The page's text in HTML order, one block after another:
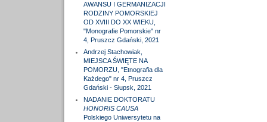
AWANSU I GERMANIZACJI
RODZINY POMORSKIEJ
OD XVIII DO XX WIEKU,
"Monografie Pomorskie" nr
4, Pruszcz Gdański, 2021
Andrzej Stachowiak,
MIEJSCA ŚWIĘTE NA
POMORZU, "Etnografia dla
Każdego" nr 4, Pruszcz
Gdański - Słupsk, 2021
NADANIE DOKTORATU
HONORIS CAUSA
Polskiego Uniwersytetu na